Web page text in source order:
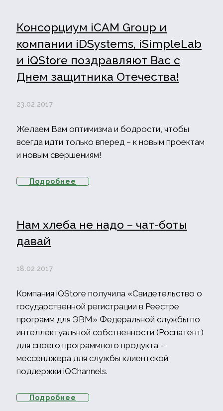
Консорциум iCAM Group и
компании iDSystems, iSimpleLab
и iQStore поздравляют Вас с
Днем защитника Отечества!
23.02.2017
Желаем Вам оптимизма и бодрости, чтобы
всегда идти только вперед – к новым проектам
и новым свершениям!
Подробнее
Нам хлеба не надо – чат-боты
давай
18.02.2017
Компания iQStore получила «Свидетельство о
государственной регистрации в Реестре
программ для ЭВМ» Федеральной службы по
интеллектуальной собственности (Роспатент)
для своего программного продукта –
мессенджера для службы клиентской
поддержки iQChannels.
Подробнее